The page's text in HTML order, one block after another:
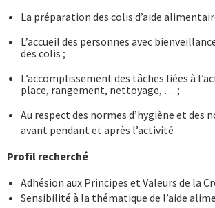
La préparation des colis d’aide
L’accueil des personnes avec
des colis ;
L’accomplissement des tâches liées à
place, rangement, nettoyage, … ;
Au respect des normes d’hygiène et des
avant pendant et après l’activité
Profil recherché
Adhésion aux Principes et Valeurs de la
Sensibilité à la thématique de l’aide